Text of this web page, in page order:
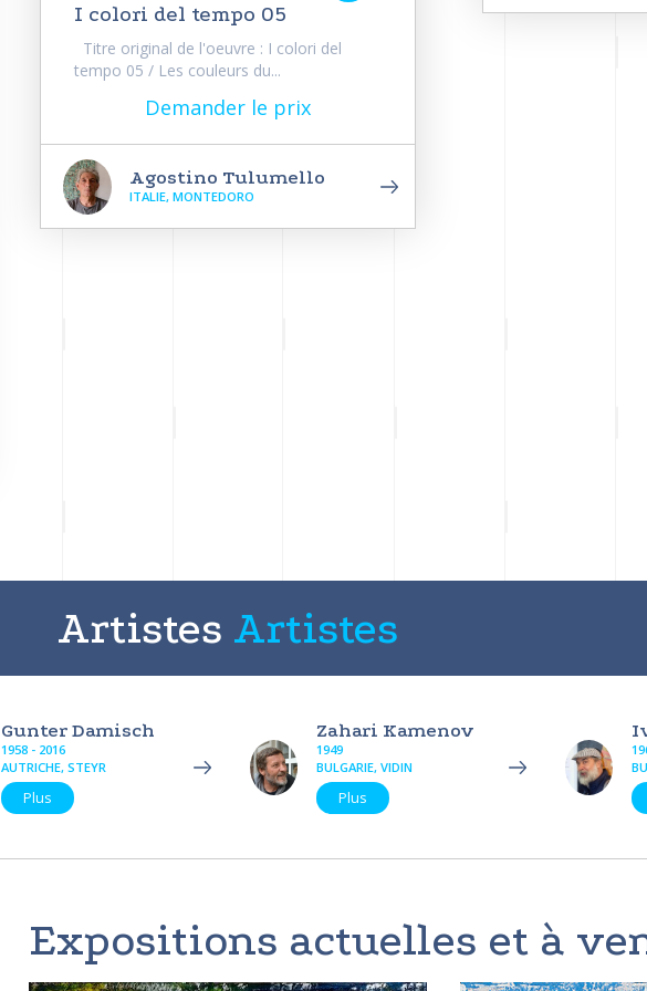
I colori del tempo 05
Titre original de l'oeuvre : I colori del
tempo 05 / Les couleurs du...
Demander le prix
Agostino Tulumello
ITALIE, MONTEDORO
Artistes Artistes
Gunter Damisch
1958 - 2016
AUTRICHE, STEYR
Plus
Zahari Kamenov
1949
BULGARIE, VIDIN
Plus
Expositions actuelles et à